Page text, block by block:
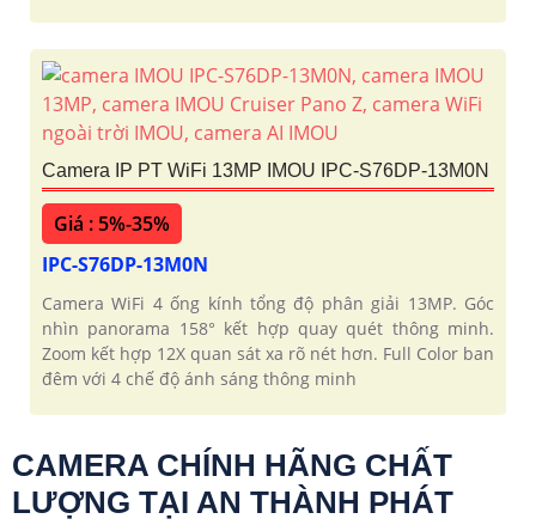
Camera IP PT WiFi 13MP IMOU IPC-S76DP-13M0N
Giá : 5%-35%
IPC-S76DP-13M0N
Camera WiFi 4 ống kính tổng độ phân giải 13MP. Góc
nhìn panorama 158° kết hợp quay quét thông minh.
Zoom kết hợp 12X quan sát xa rõ nét hơn. Full Color ban
đêm với 4 chế độ ánh sáng thông minh
CAMERA CHÍNH HÃNG CHẤT
LƯỢNG TẠI AN THÀNH PHÁT